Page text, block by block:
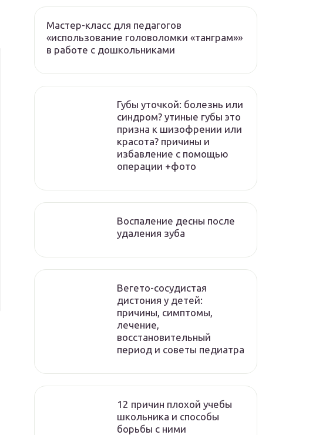
Мастер-класс для педагогов
«использование головоломки «танграм»»
в работе с дошкольниками
Губы уточкой: болезнь или
синдром? утиные губы это
призна к шизофрении или
красота? причины и
избавление с помощью
операции +фото
Воспаление десны после
удаления зуба
Вегето-сосудистая
дистония у детей:
причины, симптомы,
лечение,
восстановительный
период и советы педиатра
12 причин плохой учебы
школьника и способы
борьбы с ними